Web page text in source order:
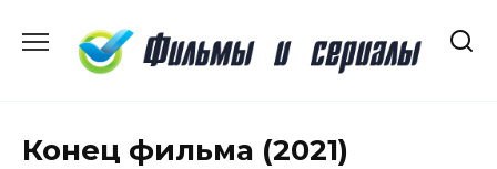
содержанию
Конец фильма (2021)